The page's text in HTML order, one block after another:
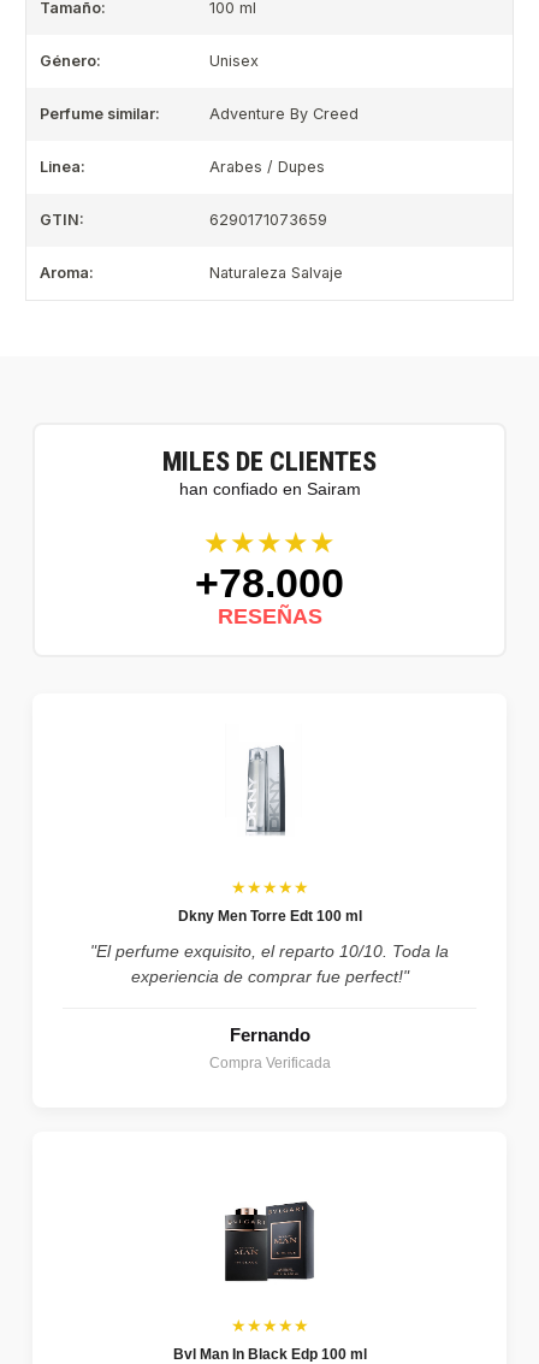
Tamaño: 100 ml
Género: Unisex
Perfume similar: Adventure By Creed
Linea: Arabes / Dupes
GTIN: 6290171073659
Aroma: Naturaleza Salvaje
MILES DE CLIENTES
han confiado en Sairam
★★★★★
+78.000
RESEÑAS
★★★★★
Dkny Men Torre Edt 100 ml
"El perfume exquisito, el reparto 10/10. Toda la
experiencia de comprar fue perfect!"
Fernando
Compra Verificada
★★★★★
Bvl Man In Black Edp 100 ml